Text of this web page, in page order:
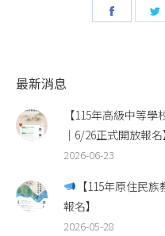
Share
最新消息
【115年高級中等
｜6/26正式開放報名
2026-06-23
【115年原住民
報名】
2026-05-28